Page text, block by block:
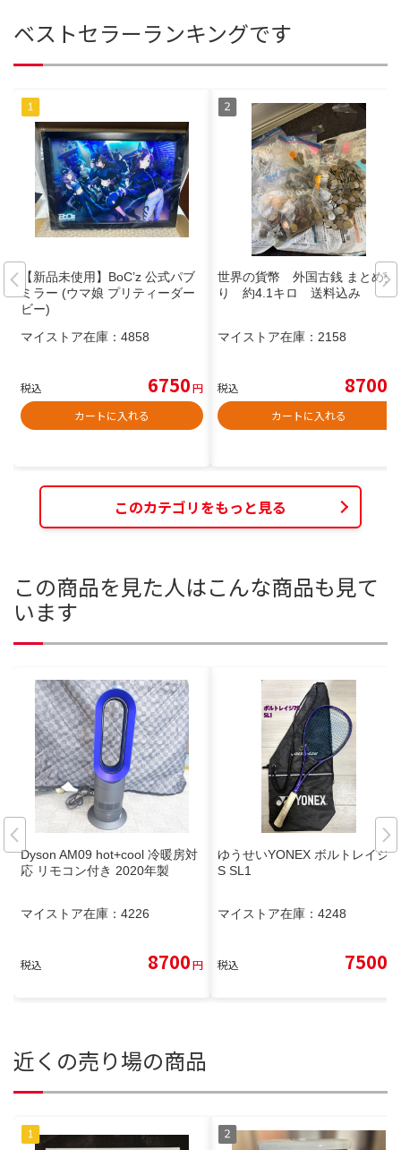
ベストセラーランキングです
【新品未使用】BoC’z 公式パブ
ミラー (ウマ娘 プリティーダー
ビー)
マイストア在庫： 4858
税込 6750円
カートに入れる
世界の貨幣 外国古銭 まとめ売
り 約4.1キロ 送料込み
マイストア在庫： 2158
税込 8700
カートに入れる
このカテゴリをもっと見る
この商品を見た人はこんな商品も見て
います
Dyson AM09 hot+cool 冷暖房対
応 リモコン付き 2020年製
マイストア在庫： 4226
税込 8700円
ゆうせいYONEX ボルトレイジ7
S SL1
マイストア在庫： 4248
税込 7500
近くの売り場の商品